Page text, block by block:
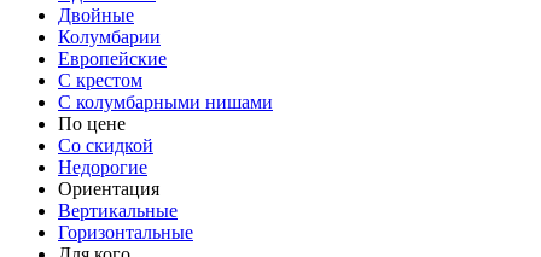
Двойные
Колумбарии
Европейские
С крестом
С колумбарными нишами
По цене
Со скидкой
Недорогие
Ориентация
Вертикальные
Горизонтальные